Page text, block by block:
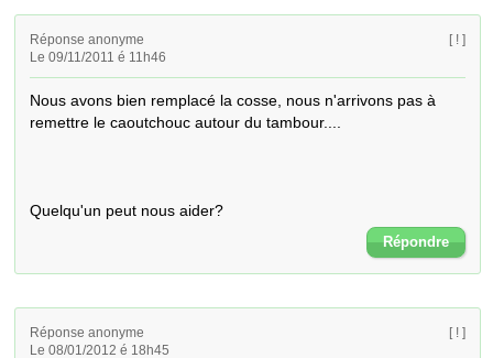
Réponse anonyme
Le 09/11/2011 é 11h46
[ ! ]
Nous avons bien remplacé la cosse, nous n'arrivons pas à
remettre le caoutchouc autour du tambour....
Quelqu'un peut nous aider?
Répondre
Réponse anonyme
Le 08/01/2012 é 18h45
[ ! ]